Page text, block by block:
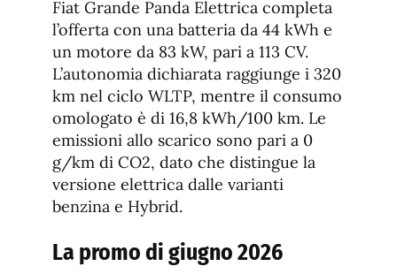
Fiat Grande Panda Elettrica completa
l’offerta con una batteria da 44 kWh e
un motore da 83 kW, pari a 113 CV.
L’autonomia dichiarata raggiunge i 320
km nel ciclo WLTP, mentre il consumo
omologato è di 16,8 kWh/100 km. Le
emissioni allo scarico sono pari a 0
g/km di CO2, dato che distingue la
versione elettrica dalle varianti
benzina e Hybrid.
La promo di giugno 2026